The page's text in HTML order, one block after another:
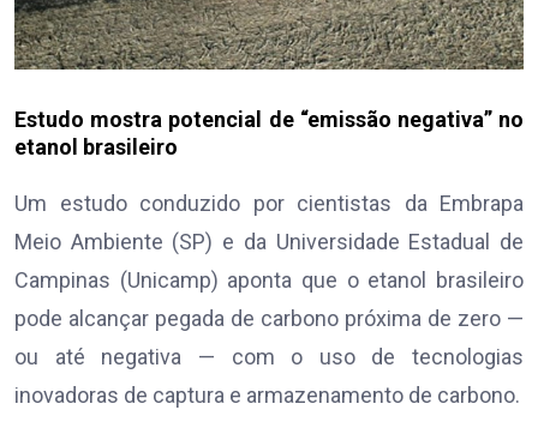
Estudo mostra potencial de “emissão negativa” no
etanol brasileiro
Um estudo conduzido por cientistas da Embrapa
Meio Ambiente (SP) e da Universidade Estadual de
Campinas (Unicamp) aponta que o etanol brasileiro
pode alcançar pegada de carbono próxima de zero —
ou até negativa — com o uso de tecnologias
inovadoras de captura e armazenamento de carbono.